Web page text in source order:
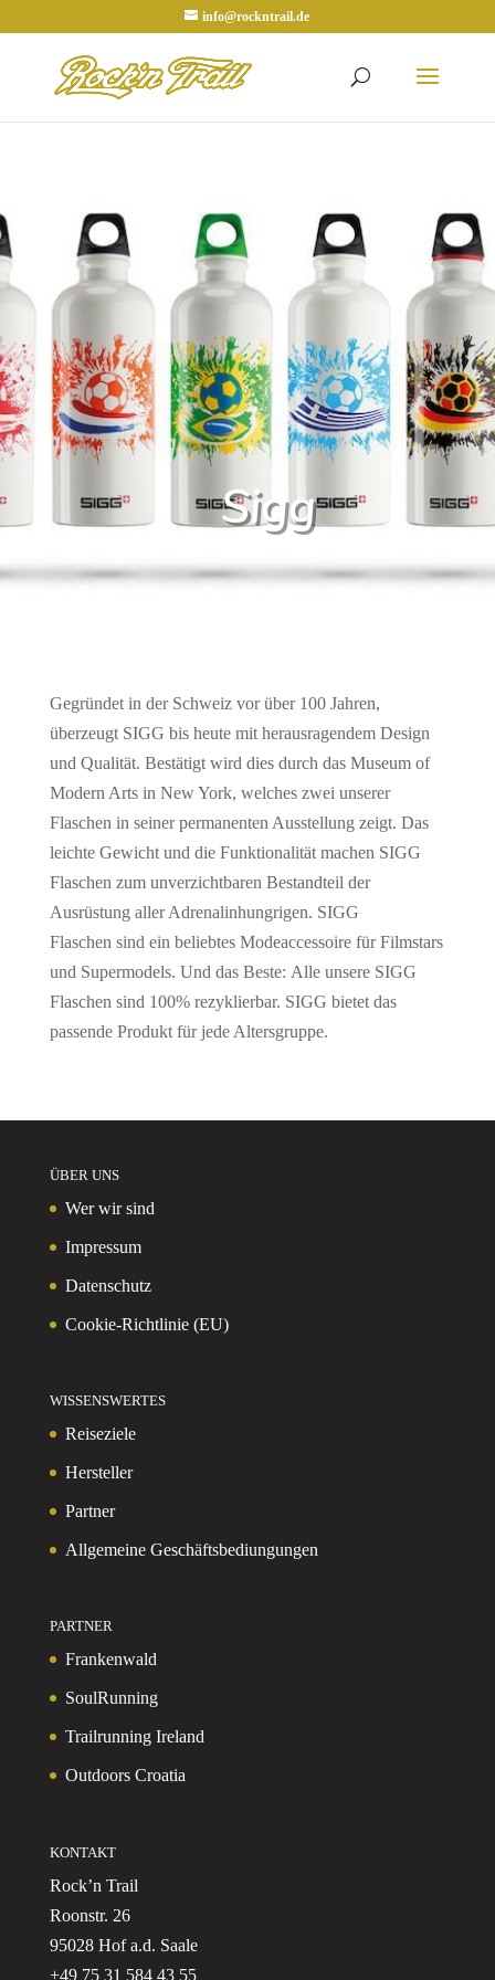
info@rockntrail.de
Sigg
Gegründet in der Schweiz vor über 100 Jahren,
überzeugt SIGG bis heute mit herausragendem Design
und Qualität. Bestätigt wird dies durch das Museum of
Modern Arts in New York, welches zwei unserer
Flaschen in seiner permanenten Ausstellung zeigt. Das
leichte Gewicht und die Funktionalität machen SIGG
Flaschen zum unverzichtbaren Bestandteil der
Ausrüstung aller Adrenalinhungrigen. SIGG
Flaschen sind ein beliebtes Modeaccessoire für Filmstars
und Supermodels. Und das Beste: Alle unsere SIGG
Flaschen sind 100% rezyklierbar. SIGG bietet das
passende Produkt für jede Altersgruppe.
ÜBER UNS
Wer wir sind
Impressum
Datenschutz
Cookie-Richtlinie (EU)
WISSENSWERTES
Reiseziele
Hersteller
Partner
Allgemeine Geschäftsbediungungen
PARTNER
Frankenwald
SoulRunning
Trailrunning Ireland
Outdoors Croatia
KONTAKT
Rock’n Trail
Roonstr. 26
95028 Hof a.d. Saale
+49 75 31 584 43 55